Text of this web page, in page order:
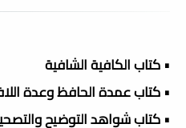
• كتاب الكافية الشافية
• كتاب عمدة الحافظ وعدة
• كتاب شواهد التوضيح